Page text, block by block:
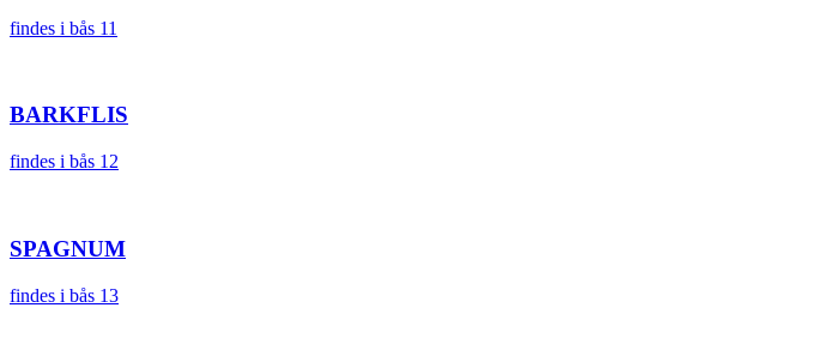
findes i bås 11
BARKFLIS
findes i bås 12
SPAGNUM
findes i bås 13